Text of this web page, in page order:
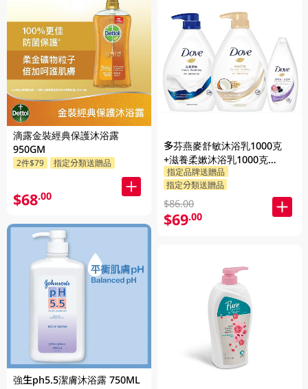
滴露金裝經典保護沐浴露
950GM
2件$79 指定分類送贈品
$68.00
強生ph5.5潔膚沐浴露 750ML
多芬燕麥舒敏沐浴乳1000克
+滋養柔嫰沐浴乳1000克
+Dove沐浴乳200克 (隨機發送)
1PK
指定品牌送贈品
指定分類送贈品
$86.00
$69.00